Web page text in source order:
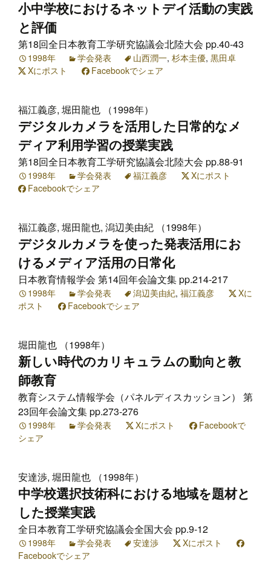
小中学校におけるネットデイ活動の実践
と評価
第18回全日本教育工学研究協議会北陸大会 pp.40-43
1998年 学会発表 山西潤一, 杉本圭優, 黒田卓
Xにポスト
Facebookでシェア
福江義彦, 堀田龍也 （1998年）
デジタルカメラを活用した日常的なメ
ディア利用学習の授業実践
第18回全日本教育工学研究協議会北陸大会 pp.88-91
1998年 学会発表 福江義彦
Xにポスト
Facebookでシェア
福江義彦, 堀田龍也, 潟辺美由紀 （1998年）
デジタルカメラを使った発表活用にお
けるメディア活用の日常化
日本教育情報学会 第14回年会論文集 pp.214-217
1998年 学会発表 潟辺美由紀, 福江義彦
Xに
ポスト
Facebookでシェア
堀田龍也 （1998年）
新しい時代のカリキュラムの動向と教
師教育
教育システム情報学会（パネルディスカッション） 第
23回年会論文集 pp.273-276
1998年 学会発表 Xにポスト
Facebookで
シェア
安達渉, 堀田龍也 （1998年）
中学校選択技術科における地域を題材と
した授業実践
全日本教育工学研究協議会全国大会 pp.9-12
1998年 学会発表 安達渉
Xにポスト
Facebookでシェア